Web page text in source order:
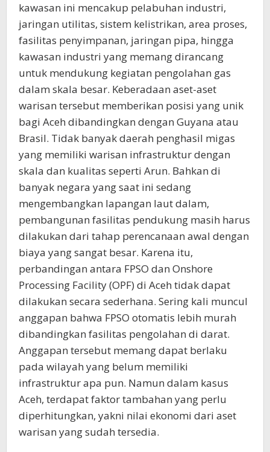
kawasan ini mencakup pelabuhan industri,
jaringan utilitas, sistem kelistrikan, area proses,
fasilitas penyimpanan, jaringan pipa, hingga
kawasan industri yang memang dirancang
untuk mendukung kegiatan pengolahan gas
dalam skala besar. Keberadaan aset-aset
warisan tersebut memberikan posisi yang unik
bagi Aceh dibandingkan dengan Guyana atau
Brasil. Tidak banyak daerah penghasil migas
yang memiliki warisan infrastruktur dengan
skala dan kualitas seperti Arun. Bahkan di
banyak negara yang saat ini sedang
mengembangkan lapangan laut dalam,
pembangunan fasilitas pendukung masih harus
dilakukan dari tahap perencanaan awal dengan
biaya yang sangat besar. Karena itu,
perbandingan antara FPSO dan Onshore
Processing Facility (OPF) di Aceh tidak dapat
dilakukan secara sederhana. Sering kali muncul
anggapan bahwa FPSO otomatis lebih murah
dibandingkan fasilitas pengolahan di darat.
Anggapan tersebut memang dapat berlaku
pada wilayah yang belum memiliki
infrastruktur apa pun. Namun dalam kasus
Aceh, terdapat faktor tambahan yang perlu
diperhitungkan, yakni nilai ekonomi dari aset
warisan yang sudah tersedia.